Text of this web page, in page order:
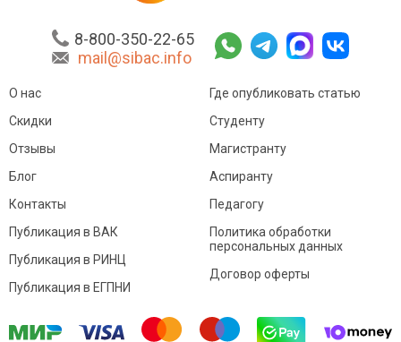
8-800-350-22-65
mail@sibac.info
О нас
Скидки
Отзывы
Блог
Контакты
Где опубликовать статью
Студенту
Магистранту
Аспиранту
Педагогу
Публикация в ВАК
Публикация в РИНЦ
Публикация в ЕГПНИ
Политика обработки
персональных данных
Договор оферты